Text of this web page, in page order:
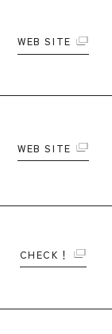
WEB SITE
WEB SITE
CHECK！